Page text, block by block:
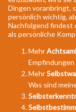
Dingen voranbringt,
persönlich wichtig,
Nachfolgend findest
als persönliche
Mehr
Mehr
Was sind